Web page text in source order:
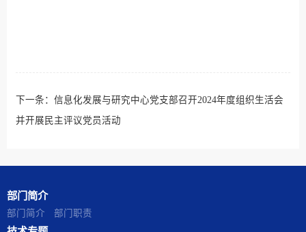
下一条： 信息化发展与研究中心党支部召开2024年度组织生活会
并开展民主评议党员活动
部门简介
部门简介 部门职责